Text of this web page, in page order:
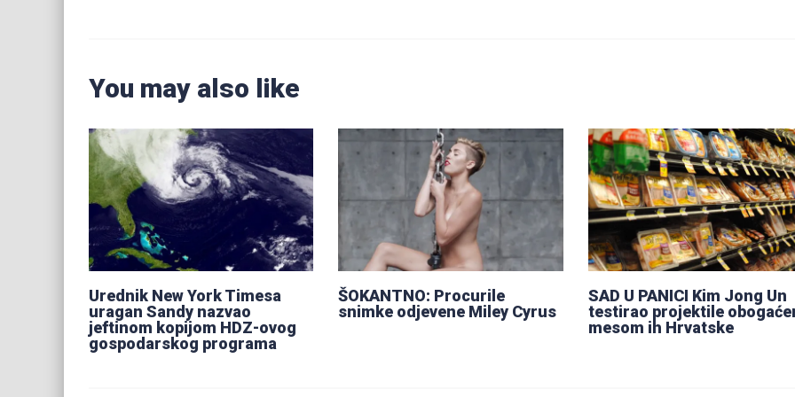
You may also like
Urednik New York Timesa
uragan Sandy nazvao
jeftinom kopijom HDZ-ovog
gospodarskog programa
ŠOKANTNO: Procurile
snimke odjevene Miley Cyrus
SAD U PANICI Kim Jong Un
testirao projektile
mesom ih Hrvatske